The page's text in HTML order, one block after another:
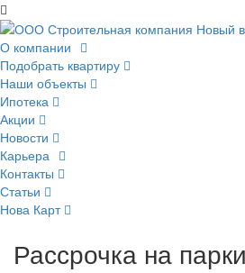
О компании
Подобрать квартиру
Наши объекты
Ипотека
Акции
Новости
Карьера
Контакты
Статьи
Нова Карт
Рассрочка на